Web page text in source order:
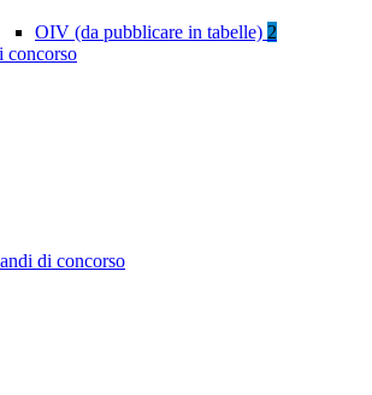
OIV (da pubblicare in tabelle) 2
concorso
di concorso